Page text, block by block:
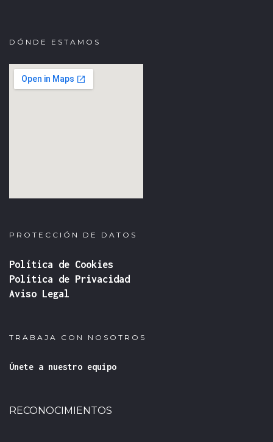
DÓNDE ESTAMOS
PROTECCIÓN DE DATOS
Política de Cookies
Política de Privacidad
Aviso Legal
TRABAJA CON NOSOTROS
Únete a nuestro equipo
RECONOCIMIENTOS